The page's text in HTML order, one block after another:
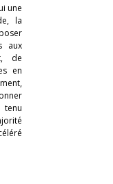
une
la
aux
de
en
tenu